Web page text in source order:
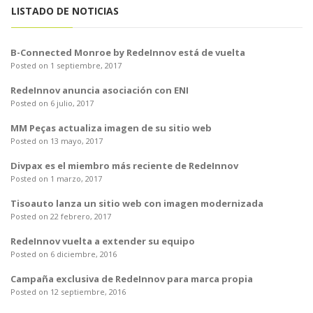
LISTADO DE NOTICIAS
B-Connected Monroe by RedeInnov está de vuelta
Posted on 1 septiembre, 2017
RedeInnov anuncia asociación con ENI
Posted on 6 julio, 2017
MM Peças actualiza imagen de su sitio web
Posted on 13 mayo, 2017
Divpax es el miembro más reciente de RedeInnov
Posted on 1 marzo, 2017
Tisoauto lanza un sitio web con imagen modernizada
Posted on 22 febrero, 2017
RedeInnov vuelta a extender su equipo
Posted on 6 diciembre, 2016
Campaña exclusiva de RedeInnov para marca propia
Posted on 12 septiembre, 2016